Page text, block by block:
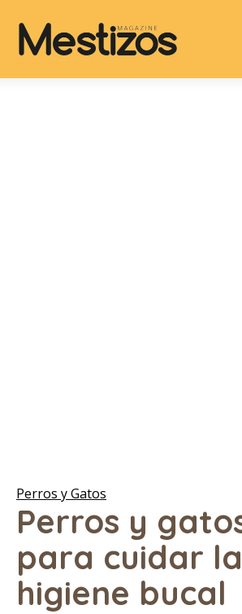
Perros y Gatos
Perros y
para cuidar la
higiene bucal